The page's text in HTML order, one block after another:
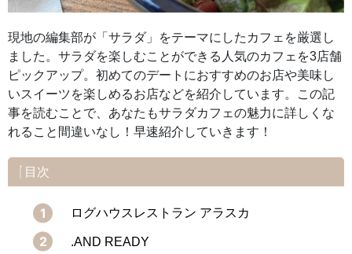
現地の編集部が「サラダ」をテーマにしたカフェを厳選し
ました。サラダを楽しむことができる人気のカフェを3店舗
ピックアップ。初めてのデートにおすすめのお店や美味し
いスイーツを楽しめるお店などを紹介しています。この記
事を読むことで、あなたもサラダカフェの魅力に詳しくな
れること間違いなし！早速紹介していきます！
目次
ログハウスレストラン アラスカ
.AND READY